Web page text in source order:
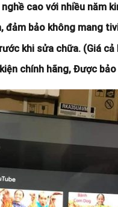
cao với nhiều năm
đảm bảo không mang
khi sửa chữa. (Giá
chính hãng, Được